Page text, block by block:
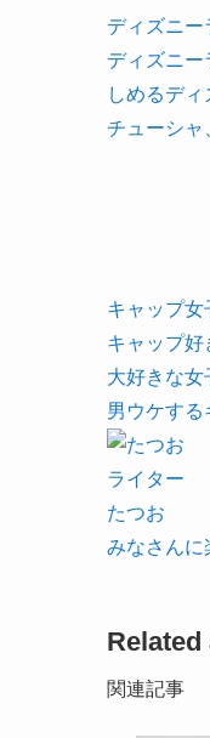
ディズニー
ディズニ
しめるデ
チューシャ
キャップ女
キャップ
大好きな
男ウケする
ライター
たつお
みなさんに
関連記事